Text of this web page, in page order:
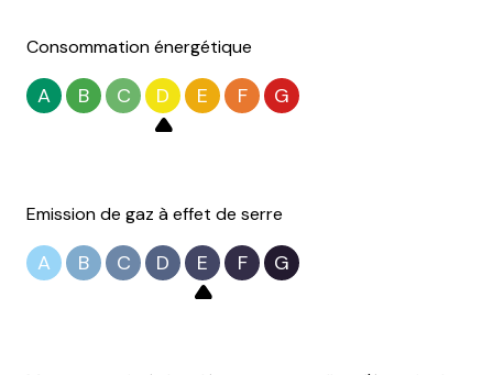
Consommation énergétique
A B C D E F G
Emission de gaz à effet de serre
A B C D E F G